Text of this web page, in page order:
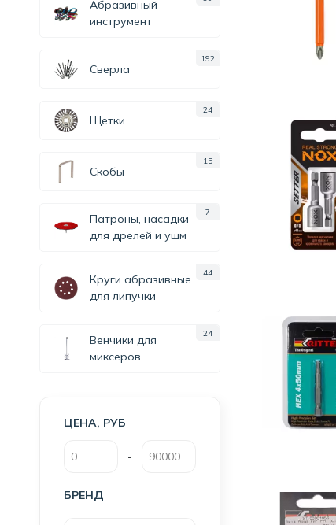
Абразивный
инструмент
Сверла
192
Щетки
24
Скобы
15
Патроны, насадки
для дрелей и ушм
7
Круги абразивные
для липучки
44
Венчики для
миксеров
24
ЦЕНА, РУБ
-
БРЕНД